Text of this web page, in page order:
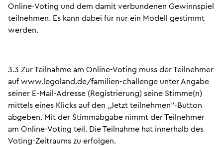
Online-Voting und dem damit verbundenen Gewinnspiel
teilnehmen. Es kann dabei für nur ein Modell gestimmt
werden.
3.3 Zur Teilnahme am Online-Voting muss der Teilnehmer
auf www.legoland.de/familien-challenge unter Angabe
seiner E-Mail-Adresse (Registrierung) seine Stimme(n)
mittels eines Klicks auf den „Jetzt teilnehmen“-Button
abgeben. Mit der Stimmabgabe nimmt der Teilnehmer
am Online-Voting teil. Die Teilnahme hat innerhalb des
Voting-Zeitraums zu erfolgen.